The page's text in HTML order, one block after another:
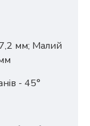
мм; Малий
- 45°